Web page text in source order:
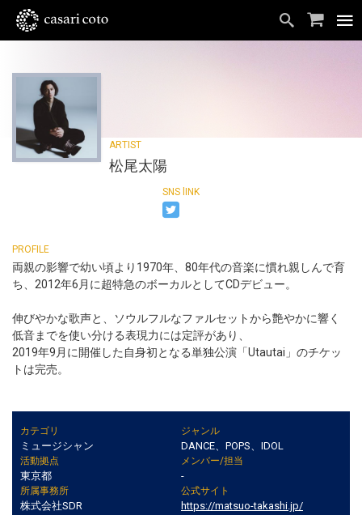
松尾太陽
両親の影響で幼い頃より1970年、80年代の音楽に慣れ親しんで育
ち、2012年6月に超特急のボーカルとしてCDデビュー。
伸びやかな歌声と、ソウルフルなファルセットから艶やかに響く
低音までを使い分ける表現力には定評があり、
2019年9月に開催した自身初となる単独公演「Utautai」のチケッ
トは完売。
カテゴリ
ミュージシャン
ジャンル
DANCE、POPS、IDOL
活動拠点
東京都
メンバー/担当
-
所属事務所
株式会社SDR
公式サイト
https://matsuo-takashi.jp/